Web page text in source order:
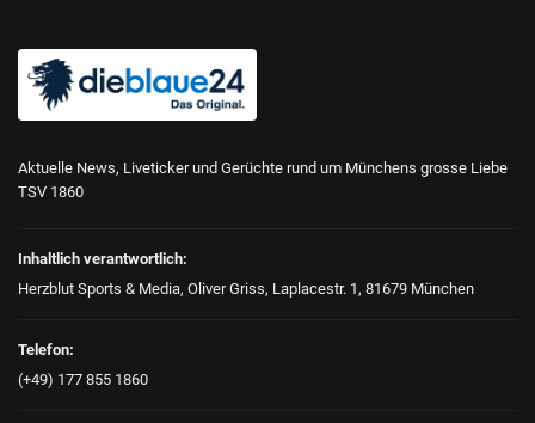
Aktuelle News, Liveticker und Gerüchte rund um Münchens grosse Liebe
TSV 1860
Inhaltlich verantwortlich:
Herzblut Sports & Media, Oliver Griss, Laplacestr. 1, 81679 München
Telefon:
(+49) 177 855 1860